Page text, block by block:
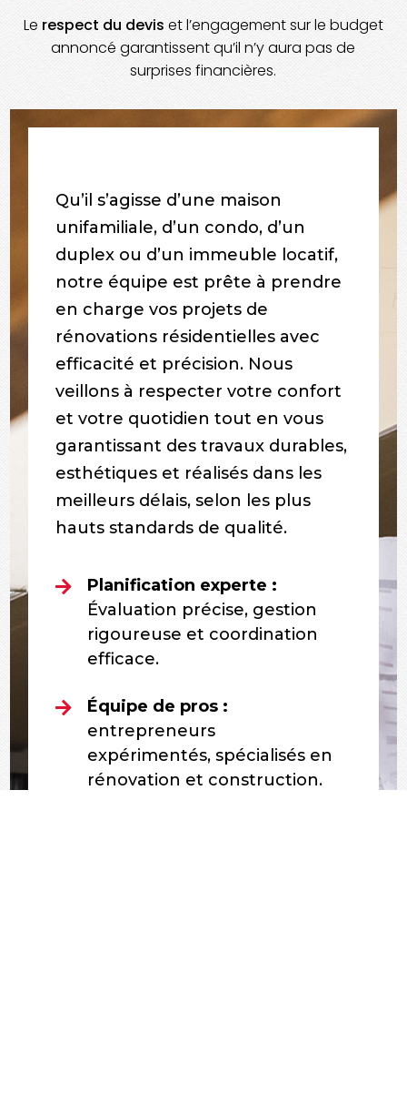
Le respect du devis et l’engagement sur le budget
annoncé garantissent qu’il n’y aura pas de
surprises financières.
Qu’il s’agisse d’une maison
unifamiliale, d’un condo, d’un
duplex ou d’un immeuble locatif,
notre équipe est prête à prendre
en charge vos projets de
rénovations résidentielles avec
efficacité et précision. Nous
veillons à respecter votre confort
et votre quotidien tout en vous
garantissant des travaux durables,
esthétiques et réalisés dans les
meilleurs délais, selon les plus
hauts standards de qualité.

Planification experte :
Évaluation précise, gestion
rigoureuse et coordination
efficace.

Équipe de pros :
entrepreneurs
expérimentés, spécialisés en
rénovation et construction.